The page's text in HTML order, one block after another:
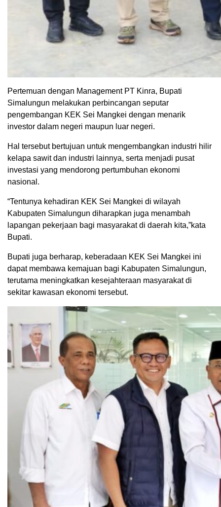
Pertemuan dengan Management PT Kinra, Bupati
Simalungun melakukan perbincangan seputar
pengembangan KEK Sei Mangkei dengan menarik
investor dalam negeri maupun luar negeri.
Hal tersebut bertujuan untuk mengembangkan industri hilir
kelapa sawit dan industri lainnya, serta menjadi pusat
investasi yang mendorong pertumbuhan ekonomi
nasional.
“Tentunya kehadiran KEK Sei Mangkei di wilayah
Kabupaten Simalungun diharapkan juga menambah
lapangan pekerjaan bagi masyarakat di daerah kita,”kata
Bupati.
Bupati juga berharap, keberadaan KEK Sei Mangkei ini
dapat membawa kemajuan bagi Kabupaten Simalungun,
terutama meningkatkan kesejahteraan masyarakat di
sekitar kawasan ekonomi tersebut.